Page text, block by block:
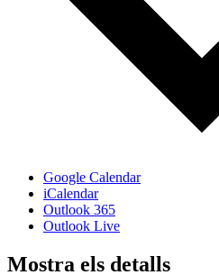
Google Calendar
iCalendar
Outlook 365
Outlook Live
Mostra els detalls